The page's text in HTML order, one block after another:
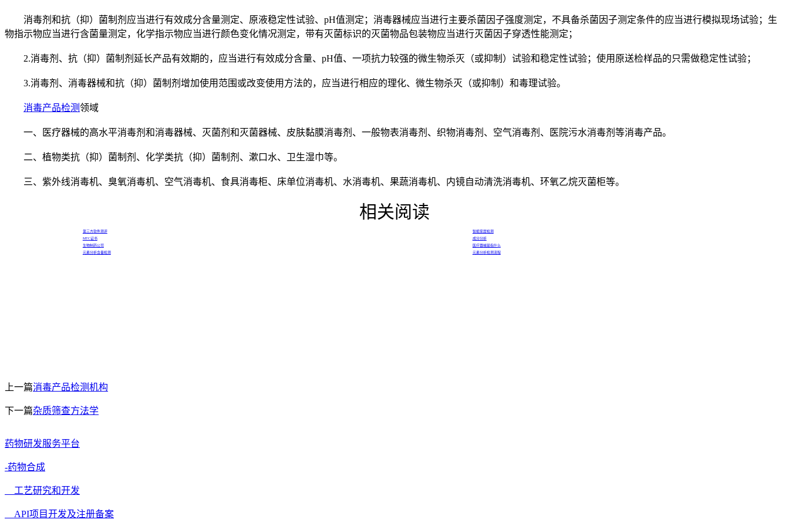
消毒剂和抗（抑）菌制剂应当进行有效成分含量测定、原液稳定性试验、pH值测定；消毒器械应当进行主要杀菌因子强度测定，不具备杀菌因子测定条件的应当进行模拟现场试验；生
物指示物应当进行含菌量测定，化学指示物应当进行颜色变化情况测定，带有灭菌标识的灭菌物品包装物应当进行灭菌因子穿透性能测定；
2.消毒剂、抗（抑）菌制剂延长产品有效期的，应当进行有效成分含量、pH值、一项抗力较强的微生物杀灭（或抑制）试验和稳定性试验；使用原送检样品的只需做稳定性试验；
3.消毒剂、消毒器械和抗（抑）菌制剂增加使用范围或改变使用方法的，应当进行相应的理化、微生物杀灭（或抑制）和毒理试验。
消毒产品检测领域
一、医疗器械的高水平消毒剂和消毒器械、灭菌剂和灭菌器械、皮肤黏膜消毒剂、一般物表消毒剂、织物消毒剂、空气消毒剂、医院污水消毒剂等消毒产品。
二、植物类抗（抑）菌制剂、化学类抗（抑）菌制剂、漱口水、卫生湿巾等。
三、紫外线消毒机、臭氧消毒机、空气消毒机、食具消毒柜、床单位消毒机、水消毒机、果蔬消毒机、内镜自动清洗消毒机、环氧乙烷灭菌柜等。
相关阅读
第三方软件测评
智能家居检测
MTC证书
成分分析
生物制药公司
医疗器械是指什么
元素分析含量检测
元素分析检测流程
上一篇消毒产品检测机构
下一篇杂质筛查方法学
药物研发服务平台
-药物合成
工艺研究和开发
API项目开发及注册备案